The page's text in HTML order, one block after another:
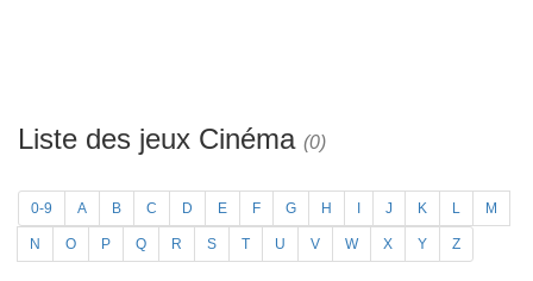
Liste des jeux Cinéma (0)
0-9 A B C D E F G H J K L M
N O P Q R S T U V W X Y Z